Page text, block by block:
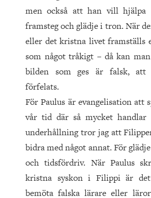
men också att han vill
framsteg och glädje i tron. När
eller det kristna livet framställs
som något tråkigt – då kan
bilden som ges är falsk, att
förfelats.
För Paulus är evangelisation att
vår tid där så mycket
underhållning tror jag att
bidra med något annat. För
och tidsfördriv. När Paulus
kristna syskon i Filippi är
bemöta falska lärare eller